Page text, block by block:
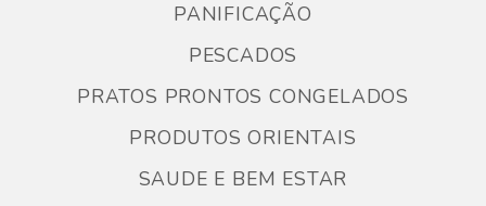
PANIFICAÇÃO
PESCADOS
PRATOS PRONTOS CONGELADOS
PRODUTOS ORIENTAIS
SAUDE E BEM ESTAR